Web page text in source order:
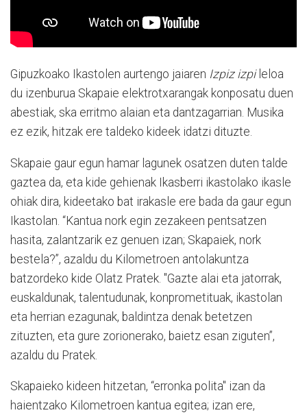
Gipuzkoako Ikastolen aurtengo jaiaren Izpiz izpileloa
du izenburua Skapaie elektrotxarangak konposatu duen
abestiak, ska erritmo alaian eta dantzagarrian. Musika
ez ezik, hitzak ere taldeko kideek idatzi dituzte.
Skapaie gaur egun hamar lagunek osatzen duten talde
gaztea da, eta kide gehienak Ikasberri ikastolako ikasle
ohiak dira, kideetako bat irakasle ere bada da gaur egun
Ikastolan. “Kantua nork egin zezakeen pentsatzen
hasita, zalantzarik ez genuen izan; Skapaiek, nork
bestela?”, azaldu du Kilometroen antolakuntza
batzordeko kide Olatz Pratek. "Gazte alai eta jatorrak,
euskaldunak, talentudunak, konprometituak, ikastolan
eta herrian ezagunak, baldintza denak betetzen
zituzten, eta gure zorionerako, baietz esan ziguten”,
azaldu du Pratek.
Skapaieko kideen hitzetan, “erronka polita" izan da
haientzako Kilometroen kantua egitea; izan ere,